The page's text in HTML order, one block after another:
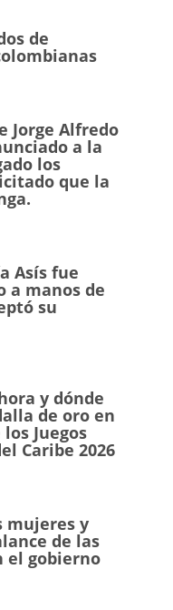
de
Jorge Alfredo
a la
los
que la
Asís fue
a manos de
su
y dónde
de oro en
Juegos
Caribe 2026
mujeres y
de las
el gobierno